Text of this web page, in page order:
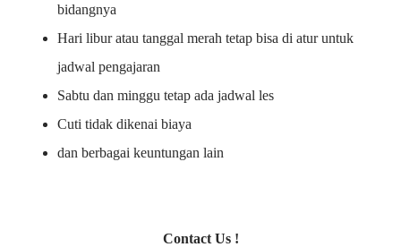
bidangnya
Hari libur atau tanggal merah tetap bisa di atur untuk
jadwal pengajaran
Sabtu dan minggu tetap ada jadwal les
Cuti tidak dikenai biaya
dan berbagai keuntungan lain
Contact Us !